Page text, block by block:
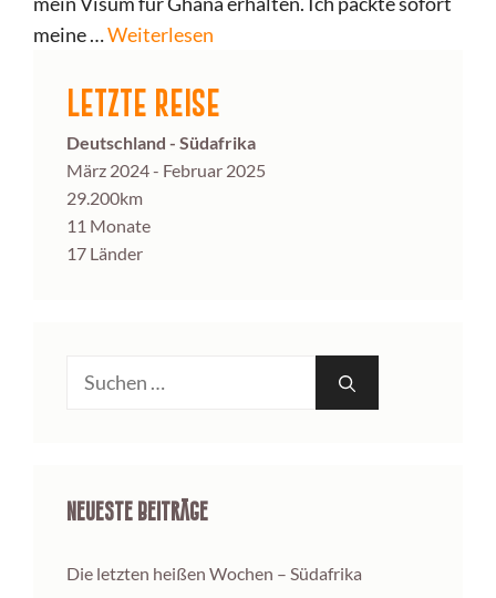
meine …Weiterlesen
LETZTE REISE
Deutschland - Südafrika
März 2024 - Februar 2025
29.200km
11 Monate
17 Länder
nach:
Neueste Beiträge
Die letzten heißen Wochen – Südafrika